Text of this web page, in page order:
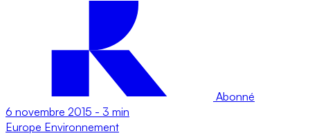
Abonné
6 novembre 2015 - 3 min
Europe Environnement